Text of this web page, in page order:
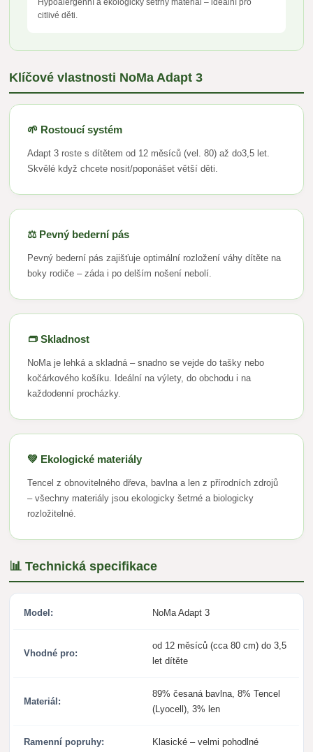
citlivé děti.
Klíčové vlastnosti NoMa Adapt 3
🌱 Rostoucí systém
Adapt 3 roste s dítětem od 12 měsíců (vel. 80) až do3,5 let.
Skvělé když chcete nosit/poponášet větší děti.
⚖️ Pevný bederní pás
Pevný bederní pás zajišťuje optimální rozložení váhy dítěte na
boky rodiče – záda i po delším nošení nebolí.
👝 Skladnost
NoMa je lehká a skladná – snadno se vejde do tašky nebo
kočárkového košíku. Ideální na výlety, do obchodu i na
každodenní procházky.
💚 Ekologické materiály
Tencel z obnovitelného dřeva, bavlna a len z přírodních zdrojů
– všechny materiály jsou ekologicky šetrné a biologicky
rozložitelné.
📊 Technická specifikace
Model: NoMa Adapt 3
Vhodné pro:
od 12 měsíců (cca 80 cm) do 3,5
let dítěte
Materiál:
89% česaná bavlna, 8% Tencel
(Lyocell), 3% len
Ramenní popruhy: Klasické – velmi pohodlné